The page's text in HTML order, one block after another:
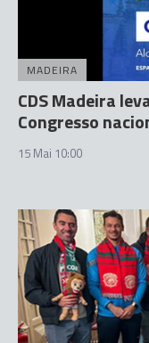
MADEIRA
CDS Madeira
Congresso
15 Mai 10:00